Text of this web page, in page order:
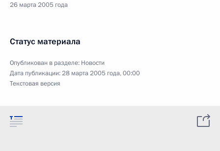
26 марта 2005 года
Статус материала
Опубликован в разделе: Новости
Дата публикации:28 марта 2005 года, 00:00
Текстовая версия